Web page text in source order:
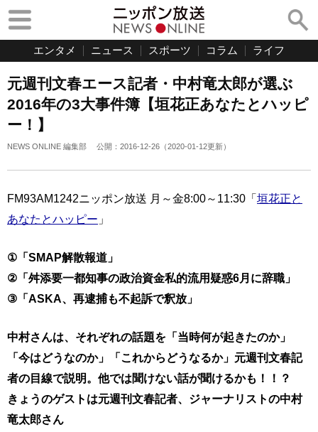
エンタメ ニュース スポーツ コラム ライフ
元週刊文春エース記者・中村竜太郎が選ぶ
2016年の3大事件簿【垣花正あなたとハッピ
ー！】
NEWS ONLINE 編集部 公開： 2016-12-26 （2020-01-12更新）
FM93AM1242ニッポン放送 月～金8:00～11:30「垣花正と
あなたとハッピー 」
①「SMAP解散報道」
②「舛添要一都知事の政治資金私的流用疑惑6月に辞職」
③「ASKA、再逮捕も不起訴で釈放」
中村さんは、それぞれの話題を「当時何が起きたのか」
「今はどうなのか」「これからどうなるか」元週刊文春記
者の目線で説明。他では聞けない話が聞けるかも！！？
きょうのゲストは元週刊文春記者、ジャーナリストの中村
竜太郎さん